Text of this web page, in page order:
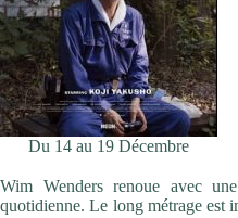
Du 14 au 19 Décembre
Wim Wenders renoue avec
quotidienne. Le long métrage est